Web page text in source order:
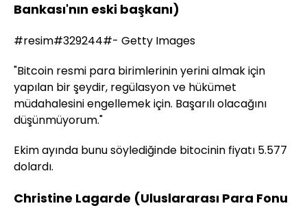
Bankası'nın eski başkanı)
#resim#329244#- Getty Images
"Bitcoin resmi para birimlerinin yerini almak için
yapılan bir şeydir, regülasyon ve hükümet
müdahalesini engellemek için. Başarılı olacağını
düşünmüyorum."
Ekim ayında bunu söylediğinde bitocinin fiyatı 5.577
dolardı.
Christine Lagarde (Uluslararası Para Fonu